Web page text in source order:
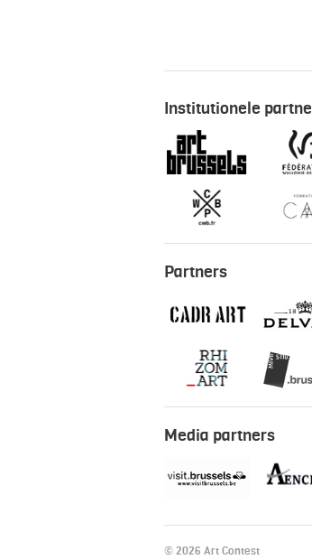
Institutionele
Partners
Media partners
© 2026 Art Contest